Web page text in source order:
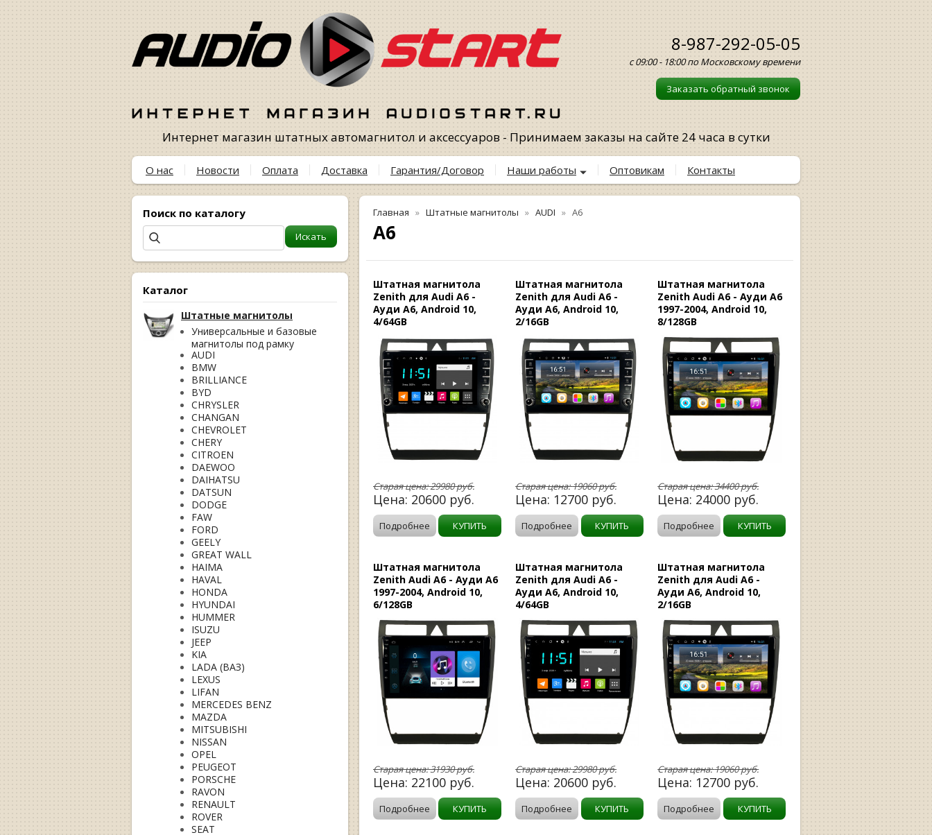
8-987-292-05-05
с 09:00 - 18:00 по Московскому времени
Заказать обратный звонок
Интернет магазин штатных автомагнитол и аксессуаров - Принимаем заказы на сайте 24 часа в сутки
О нас Новости Оплата Доставка Гарантия/Договор Наши работы Оптовикам Контакты
Поиск по каталогу
Каталог
Штатные магнитолы
Универсальные и базовые
магнитолы под рамку
AUDI
BMW
BRILLIANCE
BYD
CHRYSLER
CHANGAN
CHEVROLET
CHERY
CITROEN
DAEWOO
DAIHATSU
DATSUN
DODGE
FAW
FORD
GEELY
GREAT WALL
HAIMA
HAVAL
HONDA
HYUNDAI
HUMMER
ISUZU
JEEP
KIA
LADA (ВАЗ)
LEXUS
LIFAN
MERCEDES BENZ
MAZDA
MITSUBISHI
NISSAN
OPEL
PEUGEOT
PORSCHE
RAVON
RENAULT
ROVER
SEAT
Главная Штатные магнитолы AUDI A6
A6
Штатная магнитола
Zenith для Audi A6 -
Ауди А6, Android 10,
4/64GB
Старая цена:29980руб.
Цена: 20600 руб.
Подробнее КУПИТЬ
Штатная магнитола
Zenith для Audi A6 -
Ауди А6, Android 10,
2/16GB
Старая цена:19060руб.
Цена: 12700 руб.
Подробнее КУПИТЬ
Штатная магнитола
Zenith Audi A6 - Ауди А6
1997-2004, Android 10,
8/128GB
Старая цена:34400руб.
Цена: 24000 руб.
Подробнее КУПИТЬ
Штатная магнитола
Zenith Audi A6 - Ауди А6
1997-2004, Android 10,
6/128GB
Старая цена:31930руб.
Цена: 22100 руб.
Подробнее КУПИТЬ
Штатная магнитола
Zenith для Audi A6 -
Ауди А6, Android 10,
4/64GB
Старая цена:29980руб.
Цена: 20600 руб.
Подробнее КУПИТЬ
Штатная магнитола
Zenith для Audi A6 -
Ауди А6, Android 10,
2/16GB
Старая цена:19060руб.
Цена: 12700 руб.
Подробнее КУПИТЬ